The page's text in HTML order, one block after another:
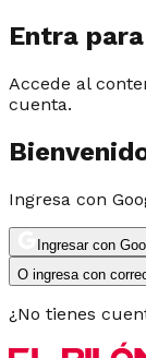
Entra
Accede al
cuenta.
Ingresa con
Ingresar con
O ingresa con
¿No tienes